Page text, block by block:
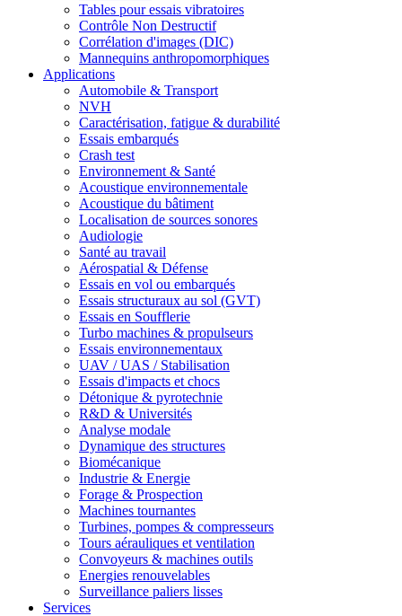
Tables pour essais vibratoires
Contrôle Non Destructif
Corrélation d'images (DIC)
Mannequins anthropomorphiques
Applications
Automobile & Transport
NVH
Caractérisation, fatigue & durabilité
Essais embarqués
Crash test
Environnement & Santé
Acoustique environnementale
Acoustique du bâtiment
Localisation de sources sonores
Audiologie
Santé au travail
Aérospatial & Défense
Essais en vol ou embarqués
Essais structuraux au sol (GVT)
Essais en Soufflerie
Turbo machines & propulseurs
Essais environnementaux
UAV / UAS / Stabilisation
Essais d'impacts et chocs
Détonique & pyrotechnie
R&D & Universités
Analyse modale
Dynamique des structures
Biomécanique
Industrie & Energie
Forage & Prospection
Machines tournantes
Turbines, pompes & compresseurs
Tours aérauliques et ventilation
Convoyeurs & machines outils
Energies renouvelables
Surveillance paliers lisses
Services